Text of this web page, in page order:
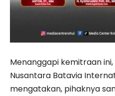
Menanggapi kemitraan
Nusantara Batavia
mengatakan, pihaknya